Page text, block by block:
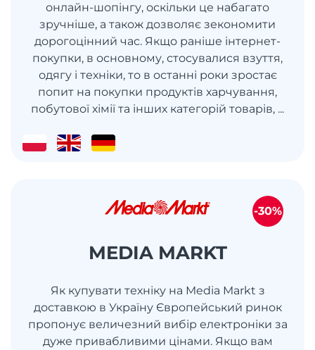
онлайн-шопінгу, оскільки це набагато
зручніше, а також дозволяє зекономити
дорогоцінний час. Якщо раніше інтернет-
покупки, в основному, стосувалися взуття,
одягу і техніки, то в останні роки зростає
попит на покупки продуктів харчування,
побутової хімії та інших категорій товарів, ...
MEDIA MARKT
Як купувати техніку на Media Markt з
доставкою в Україну Європейський ринок
пропонує величезний вибір електроніки за
дуже привабливими цінами. Якщо вам
-30%